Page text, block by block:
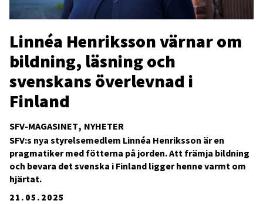
SFV-MAGASINET NYHETER
Linnéa Henriksson värnar om
bildning, läsning och
svenskans överlevnad i
Finland
21.05.2025
SFV:s nya styrelsemedlem Linnéa Henriksson är en
pragmatiker med fötterna på jorden. Att främja bildning
och bevara det svenska i Finland ligger henne varmt om
hjärtat.